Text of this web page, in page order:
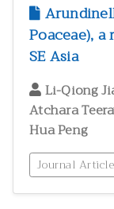
Poaceae),
SE Asia
Li-Qiong
Atchara
Hua Peng
Journal Article